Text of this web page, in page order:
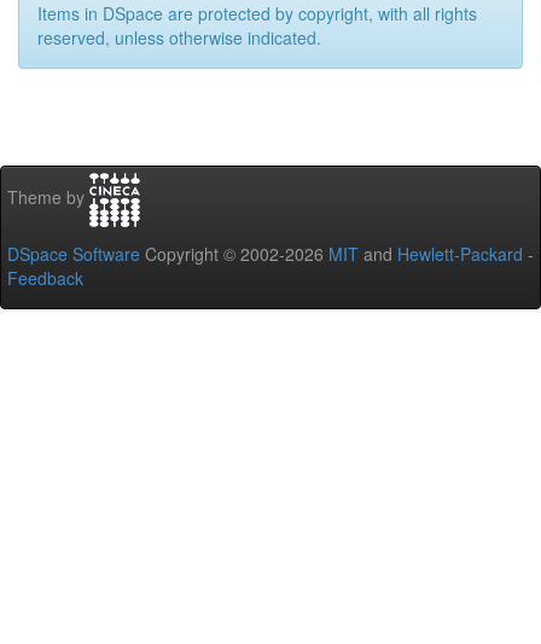
Items in DSpace are protected by copyright, with all rights
reserved, unless otherwise indicated.
Theme by
DSpace Software Copyright © 2002-2026 MIT and Hewlett-Packard -
Feedback